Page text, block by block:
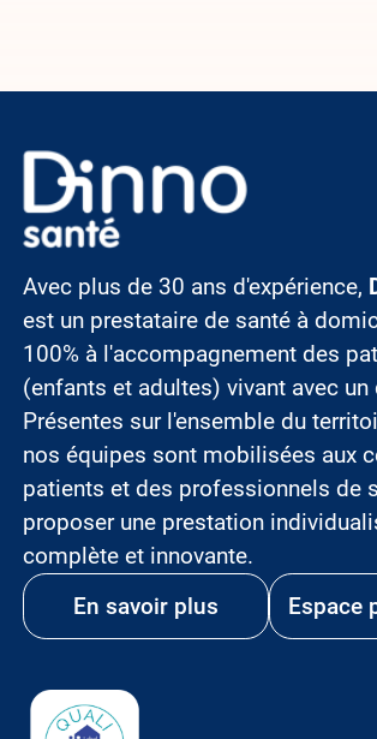
Image
Avec plus de 30 ans d'expérience,
est un prestataire de santé à
100% à l'accompagnement des
(enfants et adultes) vivant avec un
Présentes sur l'ensemble du
nos équipes sont mobilisées aux
patients et des professionnels de
proposer une prestation
complète et innovante.
En savoir plus
Espace
Image